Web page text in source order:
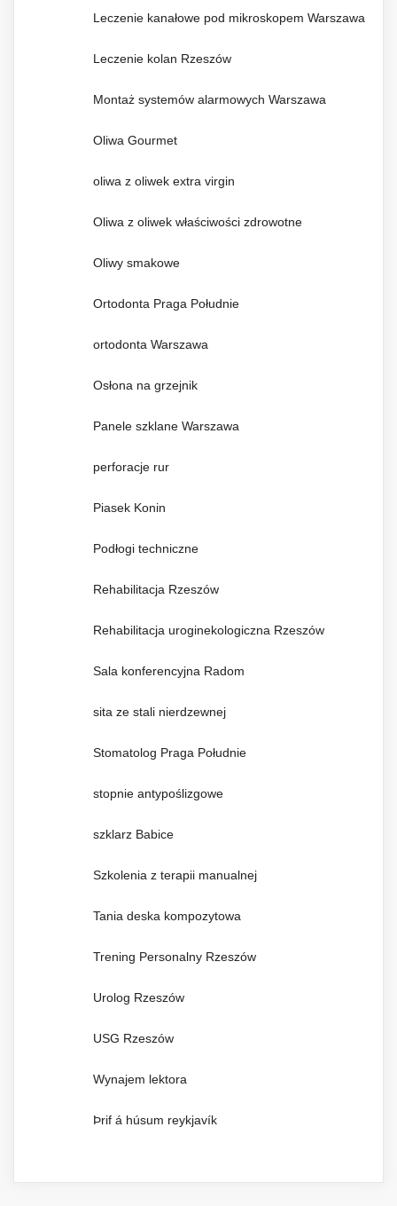
Leczenie kanałowe pod mikroskopem Warszawa
Leczenie kolan Rzeszów
Montaż systemów alarmowych Warszawa
Oliwa Gourmet
oliwa z oliwek extra virgin
Oliwa z oliwek właściwości zdrowotne
Oliwy smakowe
Ortodonta Praga Południe
ortodonta Warszawa
Osłona na grzejnik
Panele szklane Warszawa
perforacje rur
Piasek Konin
Podłogi techniczne
Rehabilitacja Rzeszów
Rehabilitacja uroginekologiczna Rzeszów
Sala konferencyjna Radom
sita ze stali nierdzewnej
Stomatolog Praga Południe
stopnie antypoślizgowe
szklarz Babice
Szkolenia z terapii manualnej
Tania deska kompozytowa
Trening Personalny Rzeszów
Urolog Rzeszów
USG Rzeszów
Wynajem lektora
Þrif á húsum reykjavík